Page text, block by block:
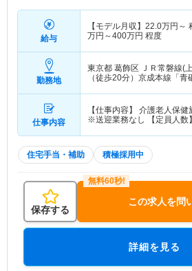
給与
【モデル月収】 22.0万円～
万円～400万円 程度
勤務地
東京都 葛飾区 ＪＲ常磐線(
（徒歩20分）京成本線「
仕事内容
【仕事内容】 介護老人保
※送迎業務なし 【定
住宅手当・補助 積極採用中
保存する
この求人を問
詳細を見る